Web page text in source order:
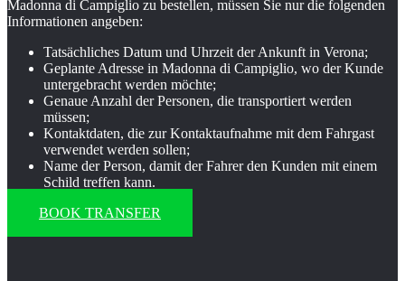
Madonna di Campiglio zu bestellen, müssen Sie nur die folgenden
Informationen angeben:
Tatsächliches Datum und Uhrzeit der Ankunft in Verona;
Geplante Adresse in Madonna di Campiglio, wo der Kunde
untergebracht werden möchte;
Genaue Anzahl der Personen, die transportiert werden
müssen;
Kontaktdaten, die zur Kontaktaufnahme mit dem Fahrgast
verwendet werden sollen;
Name der Person, damit der Fahrer den Kunden mit einem
Schild treffen kann.
BOOK TRANSFER